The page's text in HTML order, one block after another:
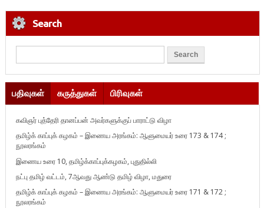
Search
பதிவுகள் கருத்துகள் பிரிவுகள்
கவிஞர் புத்தேரி தானப்பன் அவர்களுக்குப் பாராட்டு விழா
தமிழ்க் காப்புக் கழகம் – இணைய அரங்கம்: ஆளுமையர் உரை 173 & 174 ;
நூலரங்கம்
இணைய உரை 10, தமிழ்க்காப்புக்கழகம், புதுதில்லி
நட்பு தமிழ் வட்டம், 7ஆவது ஆண்டு தமிழ் விழா, மதுரை
தமிழ்க் காப்புக் கழகம் – இணைய அரங்கம்: ஆளுமையர் உரை 171 & 172 ;
நூலரங்கம்